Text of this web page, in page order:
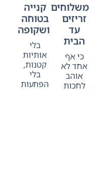
משלוחים
זריזים
עד
הבית
כי אף
אחד לא
אוהב
לחכות
קנייה
בטוחה
ושקופה
בלי
אותיות
קטנות,
בלי
הפתעות